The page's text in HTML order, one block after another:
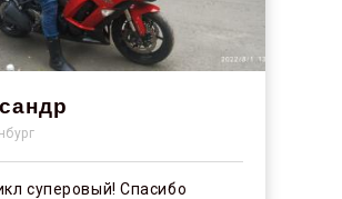
суперовый! Спасибо